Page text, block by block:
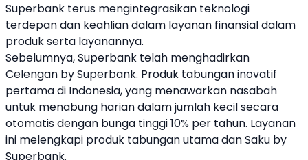
Superbank terus mengintegrasikan teknologi
terdepan dan keahlian dalam layanan finansial dalam
produk serta layanannya.
Sebelumnya,Superbank telah menghadirkan
Celengan bySuperbank. Produk tabungan inovatif
pertama di Indonesia, yang menawarkan nasabah
untuk menabung harian dalam jumlah kecil secara
otomatis dengan bunga tinggi 10% per tahun. Layanan
ini melengkapi produk tabungan utama dan Saku by
Superbank.